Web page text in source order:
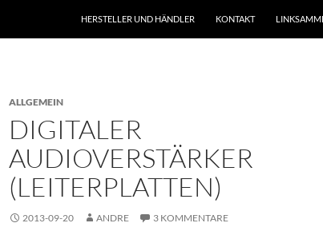
HERSTELLER UND HÄNDLER KONTAKT
ALLGEMEIN
DIGITALER
AUDIOVERSTÄRKER
(LEITERPLATTEN)
2013-09-20 ANDRE 3 KOMMENTARE